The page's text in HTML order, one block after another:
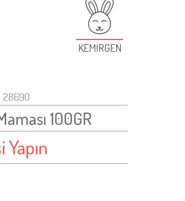
KEMİRGEN
28690
100GR
Yapın